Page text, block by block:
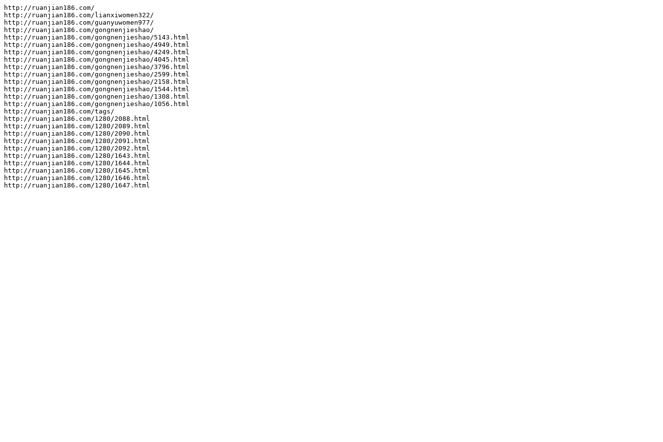
http://ruanjian186.com/
http://ruanjian186.com/lianxiwomen322/
http://ruanjian186.com/guanyuwomen977/
http://ruanjian186.com/gongnenjieshao/
http://ruanjian186.com/gongnenjieshao/5143.html
http://ruanjian186.com/gongnenjieshao/4949.html
http://ruanjian186.com/gongnenjieshao/4249.html
http://ruanjian186.com/gongnenjieshao/4045.html
http://ruanjian186.com/gongnenjieshao/3796.html
http://ruanjian186.com/gongnenjieshao/2599.html
http://ruanjian186.com/gongnenjieshao/2158.html
http://ruanjian186.com/gongnenjieshao/1544.html
http://ruanjian186.com/gongnenjieshao/1308.html
http://ruanjian186.com/gongnenjieshao/1056.html
http://ruanjian186.com/tags/
http://ruanjian186.com/1280/2088.html
http://ruanjian186.com/1280/2089.html
http://ruanjian186.com/1280/2090.html
http://ruanjian186.com/1280/2091.html
http://ruanjian186.com/1280/2092.html
http://ruanjian186.com/1280/1643.html
http://ruanjian186.com/1280/1644.html
http://ruanjian186.com/1280/1645.html
http://ruanjian186.com/1280/1646.html
http://ruanjian186.com/1280/1647.html